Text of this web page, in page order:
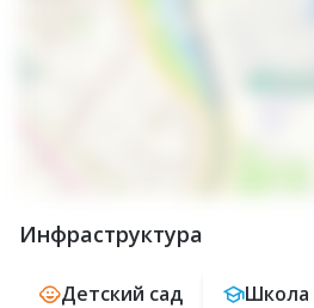
Инфраструктура
Детский сад Школа